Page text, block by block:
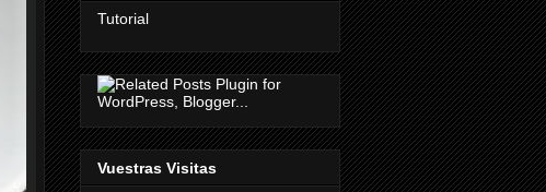
Tutorial
Vuestras Visitas